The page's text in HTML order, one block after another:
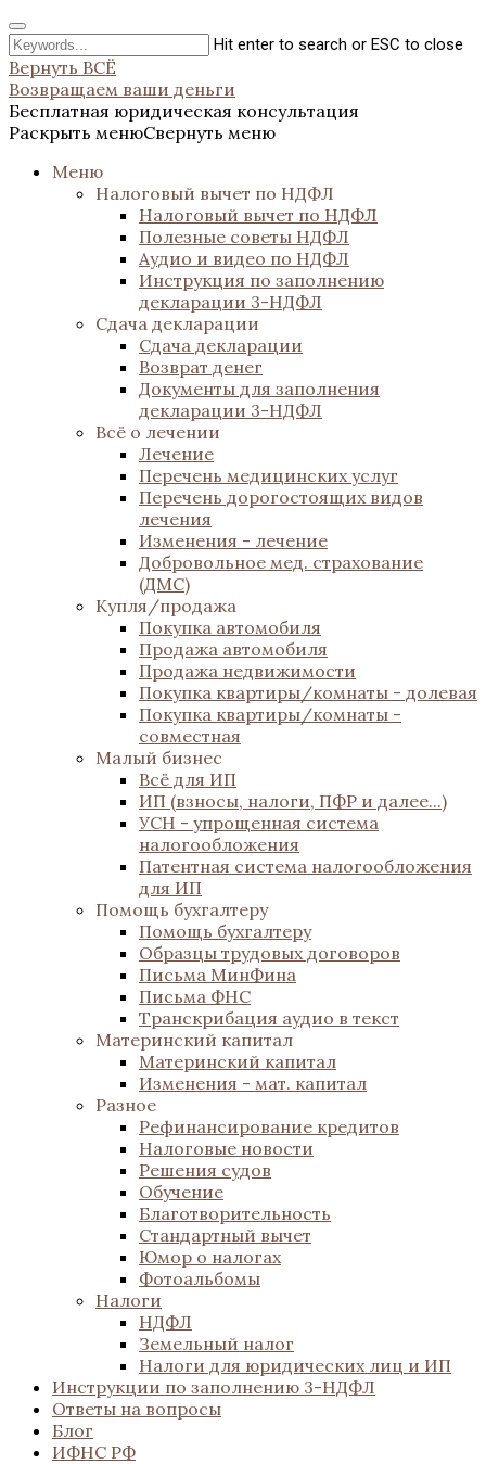
Hit enter to search or ESC to close
Вернуть ВСЁ
Возвращаем ваши деньги
Бесплатная юридическая консультация
Раскрыть менюСвернуть меню
Меню
Налоговый вычет по НДФЛ
Налоговый вычет по НДФЛ
Полезные советы НДФЛ
Аудио и видео по НДФЛ
Инструкция по заполнению
декларации 3-НДФЛ
Сдача декларации
Сдача декларации
Возврат денег
Документы для заполнения
декларации 3-НДФЛ
Всё о лечении
Лечение
Перечень медицинских услуг
Перечень дорогостоящих видов
лечения
Изменения - лечение
Добровольное мед. страхование
(ДМС)
Купля/продажа
Покупка автомобиля
Продажа автомобиля
Продажа недвижимости
Покупка квартиры/комнаты - долевая
Покупка квартиры/комнаты -
совместная
Малый бизнес
Всё для ИП
ИП (взносы, налоги, ПФР и далее...)
УСН - упрощенная система
налогообложения
Патентная система налогообложения
для ИП
Помощь бухгалтеру
Помощь бухгалтеру
Образцы трудовых договоров
Письма МинФина
Письма ФНС
Транскрибация аудио в текст
Материнский капитал
Материнский капитал
Изменения - мат. капитал
Разное
Рефинансирование кредитов
Налоговые новости
Решения судов
Обучение
Благотворительность
Стандартный вычет
Юмор о налогах
Фотоальбомы
Налоги
НДФЛ
Земельный налог
Налоги для юридических лиц и ИП
Инструкции по заполнению 3-НДФЛ
Ответы на вопросы
Блог
ИФНС РФ